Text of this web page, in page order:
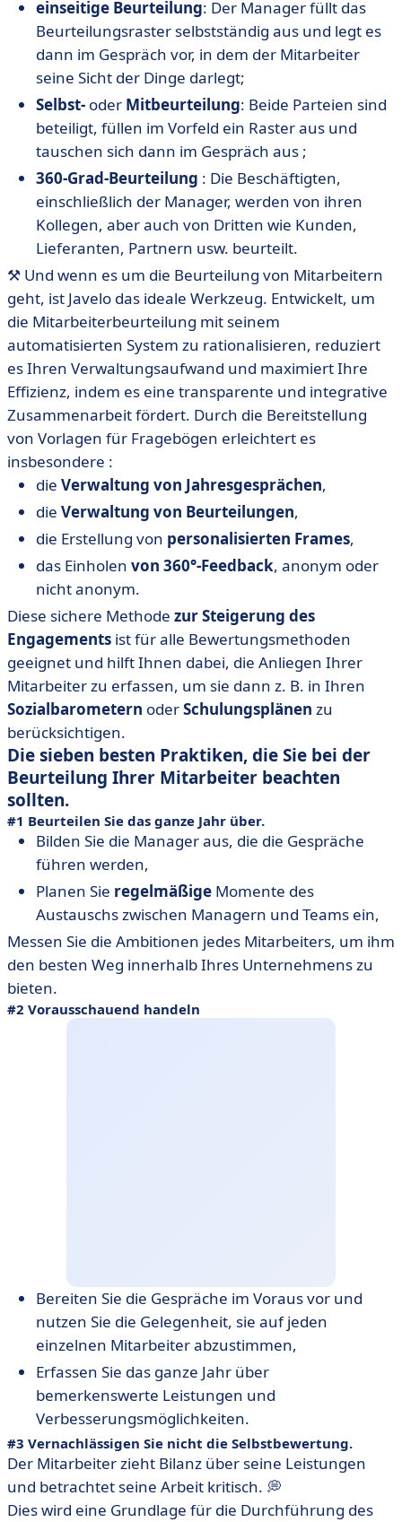
einseitige Beurteilung: Der Manager füllt das
Beurteilungsraster selbstständig aus und legt es
dann im Gespräch vor, in dem der Mitarbeiter
seine Sicht der Dinge darlegt;
Selbst- oder Mitbeurteilung: Beide Parteien sind
beteiligt, füllen im Vorfeld ein Raster aus und
tauschen sich dann im Gespräch aus ;
360-Grad-Beurteilung : Die Beschäftigten,
einschließlich der Manager, werden von ihren
Kollegen, aber auch von Dritten wie Kunden,
Lieferanten, Partnern usw. beurteilt.
⚒️ Und wenn es um die Beurteilung von Mitarbeitern
geht, ist Javelo das ideale Werkzeug. Entwickelt, um
die Mitarbeiterbeurteilung mit seinem
automatisierten System zu rationalisieren, reduziert
es Ihren Verwaltungsaufwand und maximiert Ihre
Effizienz, indem es eine transparente und integrative
Zusammenarbeit fördert. Durch die Bereitstellung
von Vorlagen für Fragebögen erleichtert es
insbesondere :
die Verwaltung von Jahresgesprächen,
die Verwaltung von Beurteilungen,
die Erstellung von personalisierten Frames,
das Einholen von 360°-Feedback, anonym oder
nicht anonym.
Diese sichere Methode zur Steigerung des
Engagements ist für alle Bewertungsmethoden
geeignet und hilft Ihnen dabei, die Anliegen Ihrer
Mitarbeiter zu erfassen, um sie dann z. B. in Ihren
Sozialbarometern oderSchulungsplänen zu
berücksichtigen.
Die sieben besten Praktiken, die Sie bei der
Beurteilung Ihrer Mitarbeiter beachten
sollten.
#1 Beurteilen Sie das ganze Jahr über.
Bilden Sie die Manager aus, die die Gespräche
führen werden,
Planen Sie regelmäßige Momente des
Austauschs zwischen Managern und Teams ein,
Messen Sie die Ambitionen jedes Mitarbeiters, um ihm
den besten Weg innerhalb Ihres Unternehmens zu
bieten.
#2 Vorausschauend handeln
Bereiten Sie die Gespräche im Voraus vor und
nutzen Sie die Gelegenheit, sie auf jeden
einzelnen Mitarbeiter abzustimmen,
Erfassen Sie das ganze Jahr über
bemerkenswerte Leistungen und
Verbesserungsmöglichkeiten.
#3 Vernachlässigen Sie nicht die Selbstbewertung.
Der Mitarbeiter zieht Bilanz über seine Leistungen
und betrachtet seine Arbeit kritisch. 💭
Dies wird eine Grundlage für die Durchführung des